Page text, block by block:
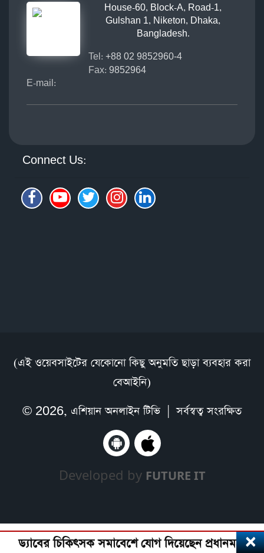
House-60, Block-A, Road-1,
Gulshan 1, Niketon, Dhaka,
Bangladesh.
Tel: +88 02 9852960-4
Fax: 9852964
E-mail:
Connect Us:
(এই ওয়েবসাইটের যেকোনো কিছু অনুমতি ছাড়া ব্যবহার করা
বেআইনি)
© 2026, এশিয়ান অনলাইন টিভি| সর্বস্বত্ব সংরক্ষিত
Developed by FUTURE IT
ড্যাবের চিকিৎসক সমাবেশে যোগ দিয়েছেন প্রধানমন্ত্রী
×